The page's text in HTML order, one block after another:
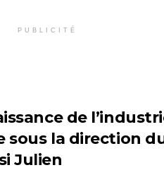
PUBLICITÉ
de
sous la direction
Julien